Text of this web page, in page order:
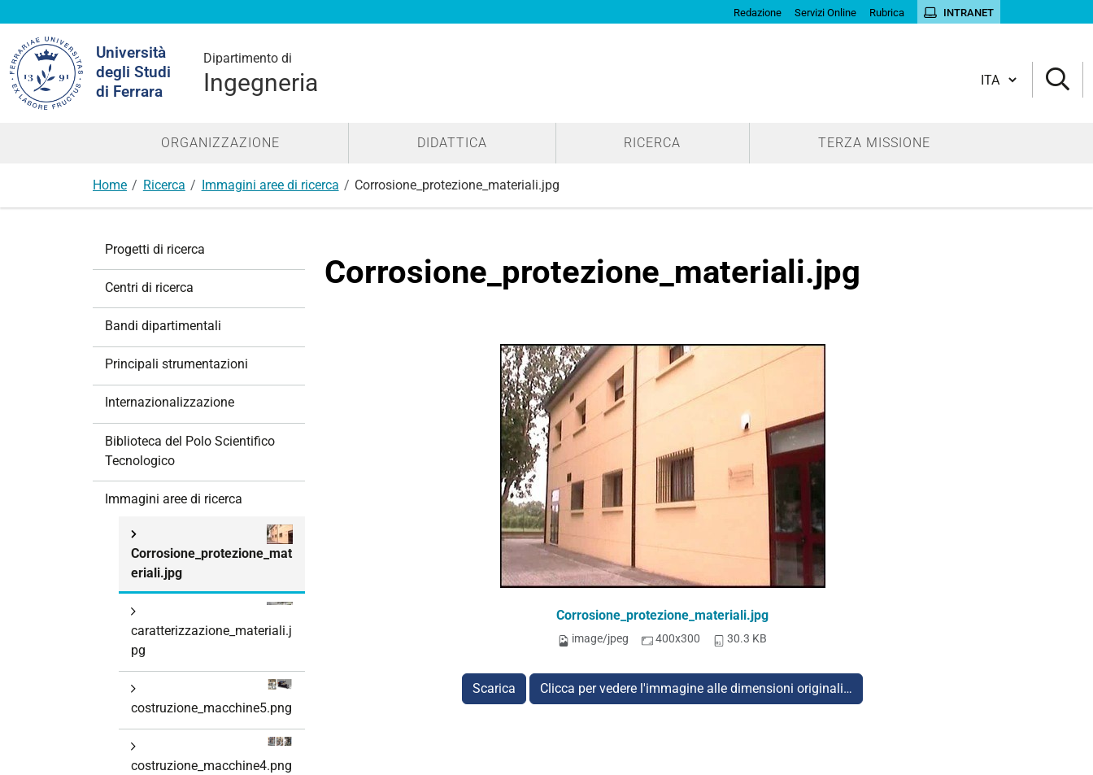
Redazione Servizi Online Rubrica INTRANET
Università
degli Studi
di Ferrara
Dipartimento di
Ingegneria
nel
sito
Cambia lingua
ORGANIZZAZIONE DIDATTICA RICERCA TERZA MISSIONE
Home Ricerca Immagini aree di ricerca Corrosione_protezione_materiali.jpg
Corrosione_protezione_materiali.jpg
Corrosione_protezione_materiali.jpg
image/jpeg 400x300 30.3 KB
Scarica Clicca per vedere l'immagine alle dimensioni originali…
Progetti di ricerca
Centri di ricerca
Bandi dipartimentali
Principali strumentazioni
Internazionalizzazione
Biblioteca del Polo Scientifico
Tecnologico
Immagini aree di ricerca
Corrosione_protezione_mat
eriali.jpg
caratterizzazione_materiali.j
pg
costruzione_macchine5.png
costruzione_macchine4.png